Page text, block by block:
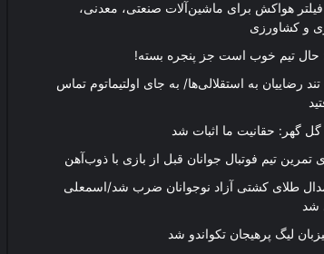
فیلتر هواکش برای ماشین‌آلات صنعتی، معدنی،
و کشاورزی
حال تیم خوب است جز پنجره بسته!
رضاییان به استقلالی‌ها/ به جای اولتیماتوم تماس
گل گهر: حقانیت ما اثبات شد
تمرین تیم فوتبال جوانان قبل از بازی با ذوب‌آهن
طلای کشتی آزاد نوجوانان ضرب شد/اسمعلی
شد
لیگ پرهیجان تکواندو شد